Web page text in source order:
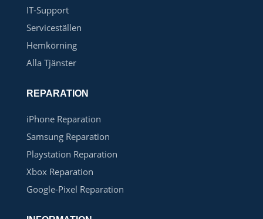
IT-Support
Serviceställen
Hemkörning
Alla Tjänster
REPARATION
iPhone Reparation
Samsung Reparation
Playstation Reparation
Xbox Reparation
Google-Pixel Reparation